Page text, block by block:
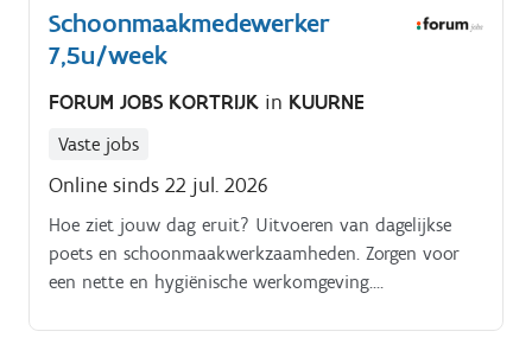
Schoonmaakmedewerker
7,5u/week
FORUM JOBS KORTRIJK in KUURNE
Vaste jobs
Online sinds 22 jul. 2026
Hoe ziet jouw dag eruit? Uitvoeren van dagelijkse
poets en schoonmaakwerkzaamheden. Zorgen voor
een nette en hygiënische werkomgeving.